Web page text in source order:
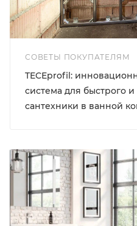
СОВЕТЫ ПОКУПАТЕЛЯМ
TECEprofil:
система для быстрого
сантехники в ванной